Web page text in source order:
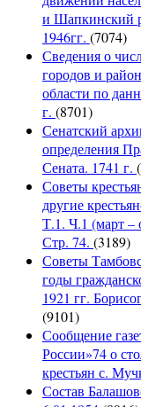
и Шапкинский
1946гг. (7074)
Сведения о
городов и
области по
г. (8701)
Сенатский
определения
Сената. 1741 г.
Советы
другие
Т.1. Ч.1 (март –
Стр. 74. (3189)
Советы
годы
1921 гг.
(9101)
Сообщение
России»74 о
крестьян с.
Состав